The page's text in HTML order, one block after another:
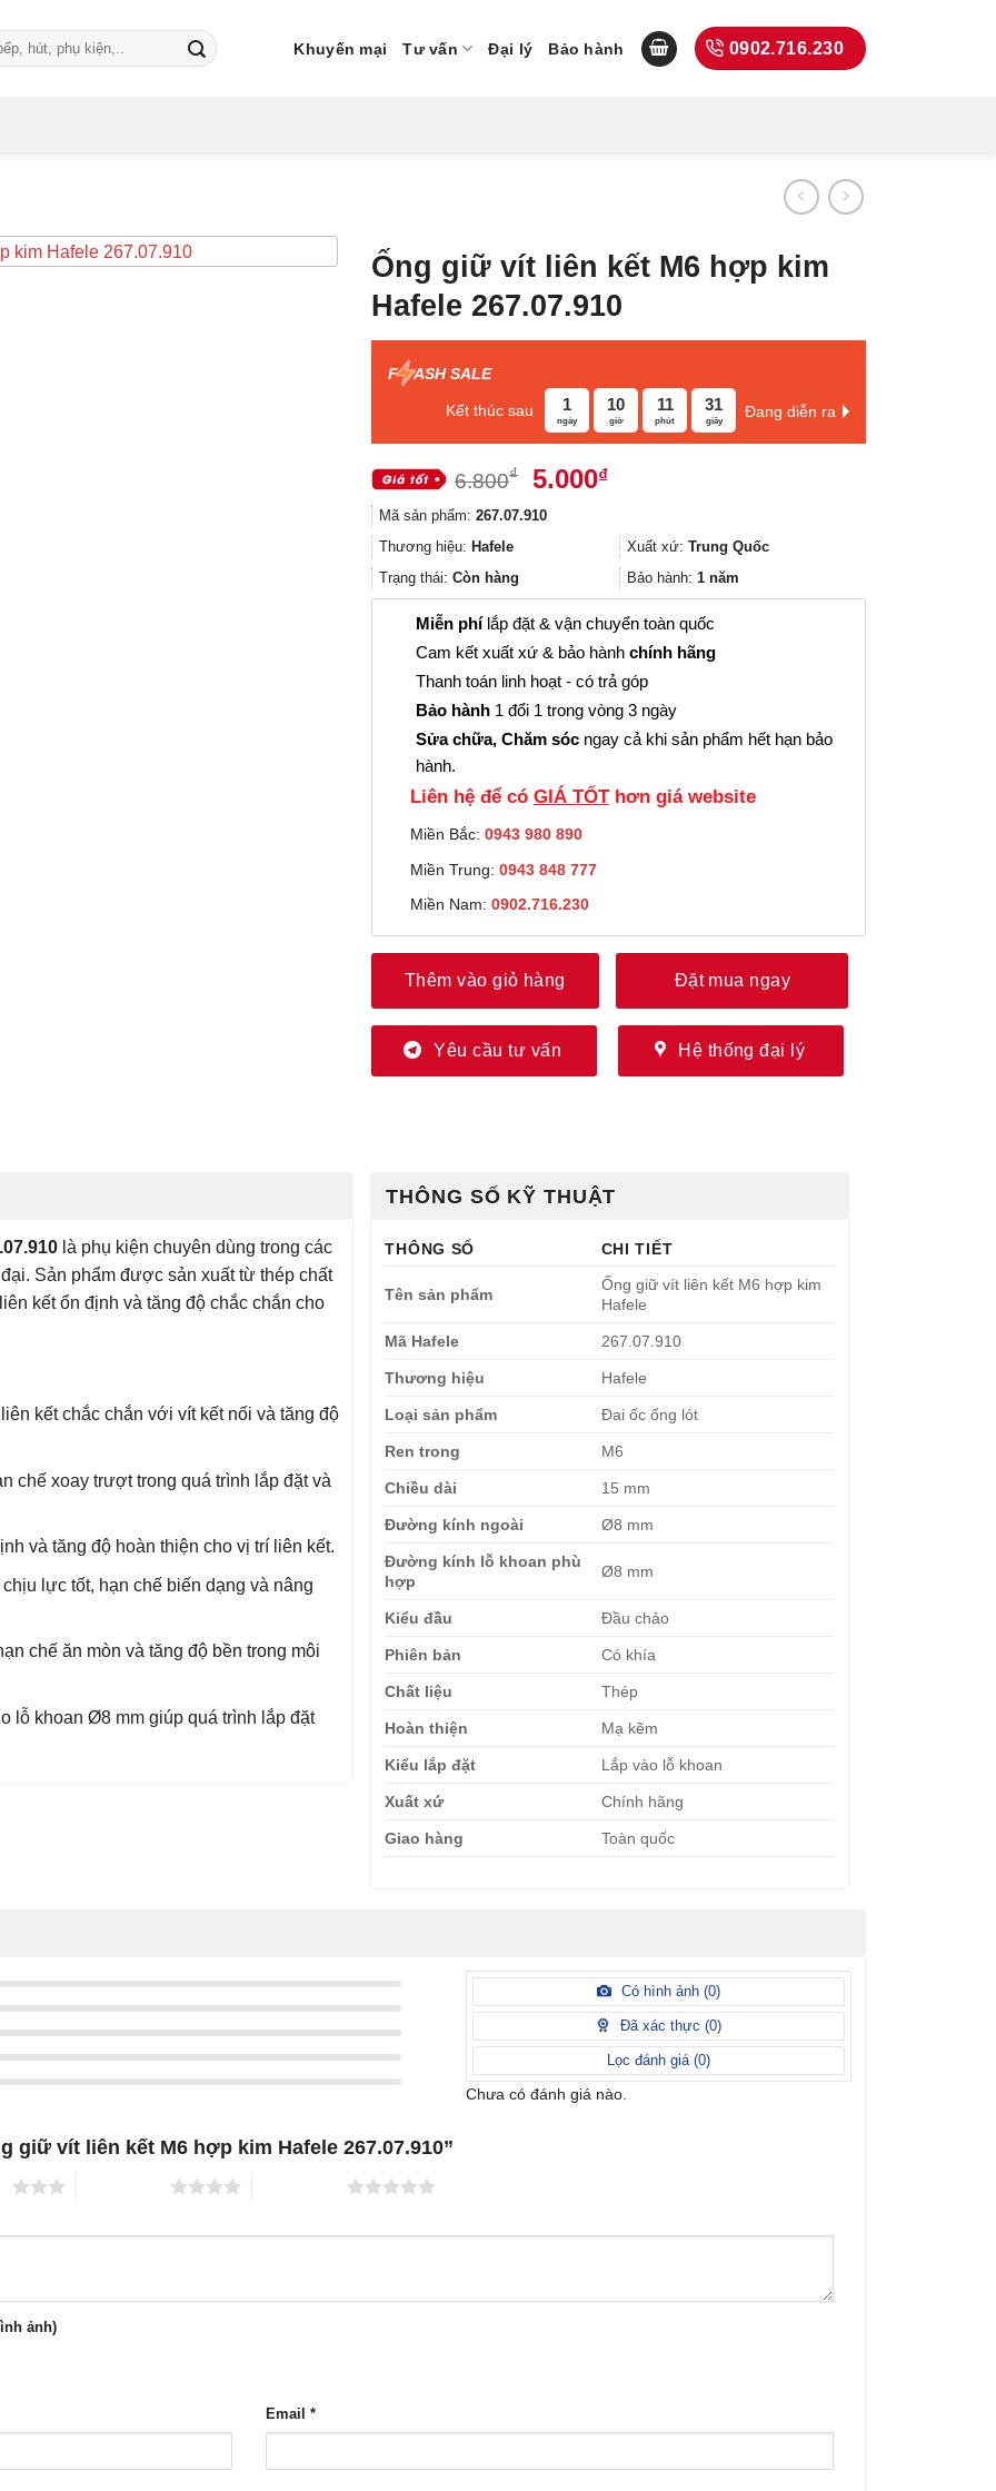
Khuyến mại Tư vấn Đại lý Bảo hành 0902.716.230
Ống giữ vít liên kết M6 hợp kim
Hafele 267.07.910
F ASH SALE
Kết thúc sau 1
ngày
10
giờ
11
phút
30
giây
Đang diễn ra
6.800₫
Giá
là:
5.000₫Giá
là:
5.000₫.
Mã sản phẩm: 267.07.910
Thương hiệu: Hafele Xuất xứ: Trung Quốc
Trạng thái: Còn hàng Bảo hành: 1 năm
Miễn phílắp đặt & vận chuyển toàn quốc
Cam kết xuất xứ & bảo hành chính hãng
Thanh toán linh hoạt - có trả góp
Bảo hành 1 đổi 1 trong vòng 3 ngày
Sửa chữa, Chăm sóc ngay cả khi sản phẩm hết hạn bảo
hành.
Liên hệ để có GIÁ TỐThơn giá website
Miền Bắc: 0943 980 890
Miền Trung: 0943 848 777
Miền Nam: 0902.716.230
Thêm vào giỏ hàng Đặt mua ngay
Yêu cầu tư vấn Hệ thống đại lý
là phụ kiện chuyên dùng trong các
Sản phẩm được sản xuất từ thép chất
kết ổn định và tăng độ chắc chắn cho
kết chắc chắn với vít kết nối và tăng độ
chế xoay trượt trong quá trình lắp đặt và
và tăng độ hoàn thiện cho vị trí liên kết.
lực tốt, hạn chế biến dạng và nâng
chế ăn mòn và tăng độ bền trong môi
lỗ khoan Ø8 mm giúp quá trình lắp đặt
THÔNG SỐ KỸ THUẬT
THÔNG SỐ CHI TIẾT
Tên sản phẩm
Ống giữ vít liên kết M6 hợp kim
Hafele
Mã Hafele 267.07.910
Thương hiệu Hafele
Loại sản phẩm Đai ốc ống lót
Ren trong M6
Chiều dài 15 mm
Đường kính ngoài Ø8 mm
Đường kính lỗ khoan phù
hợp
Ø8 mm
Kiểu đầu Đầu chảo
Phiên bản Có khía
Chất liệu Thép
Hoàn thiện Mạ kẽm
Kiểu lắp đặt Lắp vào lỗ khoan
Xuất xứ Chính hãng
Giao hàng Toàn quốc
Có hình ảnh (0)
Đã xác thực (0)
Lọc đánh giá (0)
Chưa có đánh giá nào.
giữ vít liên kết M6 hợp kim Hafele 267.07.910”
ảnh)
Email *